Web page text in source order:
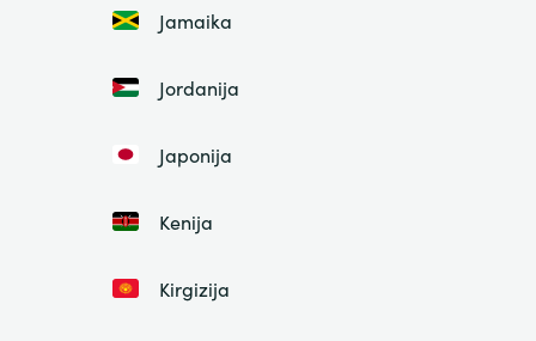
Jamaika
Jordanija
Japonija
Kenija
Kirgizija